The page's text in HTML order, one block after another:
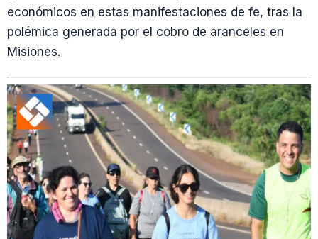
económicos en estas manifestaciones de fe, tras la
polémica generada por el cobro de aranceles en
Misiones.